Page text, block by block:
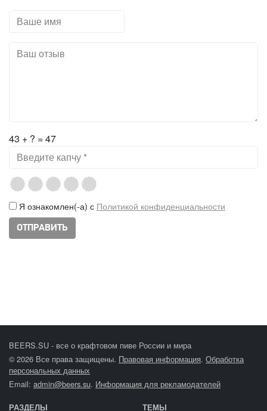
43 + ? = 47
Я ознакомлен(-а) с Политикой конфиденциальности
BEERS.SU - все о крафтовом пиве России и мира
© 2026 Все права защищены. Правовая информация. Обработка
персональных данных
Email: admin@beers.su. Информация для рекламодателей
РАЗДЕЛЫ ТЕМЫ